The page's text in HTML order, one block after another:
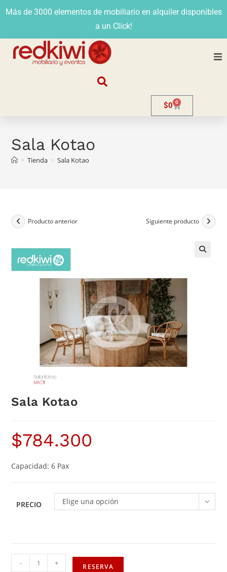
Más de 3000 elementos de mobiliario en alquiler disponibles
a un Click!
Contacto
$0 0
Sala Kotao
> Tienda > Sala Kotao
Producto anterior Siguiente producto
Sala Kotao
$784.300
Capacidad: 6 Pax
PRECIO Elige una opción
- + RESERVA